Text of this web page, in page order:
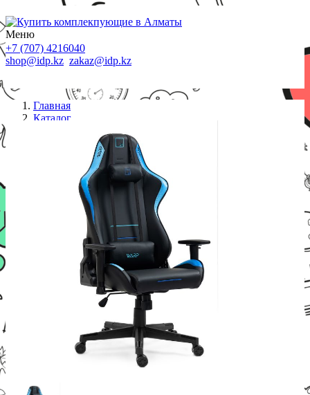
Меню
+7 (707) 4216040
shop@idp.kz zakaz@idp.kz
Главная
Каталог
Игровое компьютерное кресло WARP JR Ocean
wave JR-GBB